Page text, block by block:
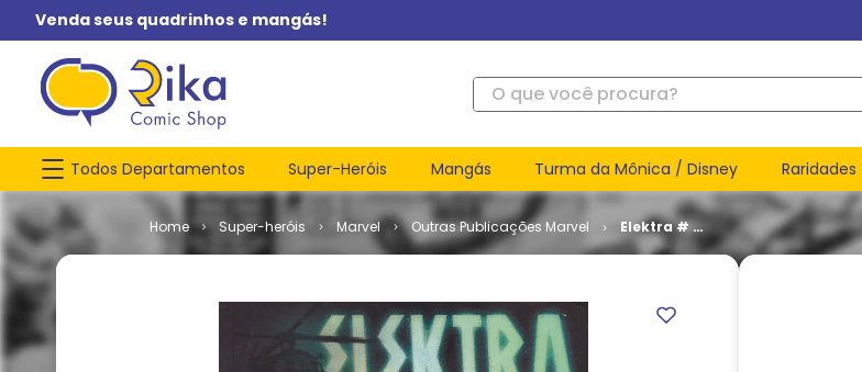
Venda seus quadrinhos e mangás!
O que você procura?
Todos Departamentos Super-Heróis Mangás Turma da Mônica / Disney Raridades
Super-heróis Marvel Outras Publicações Marvel
Elektra # 2
- Dança da